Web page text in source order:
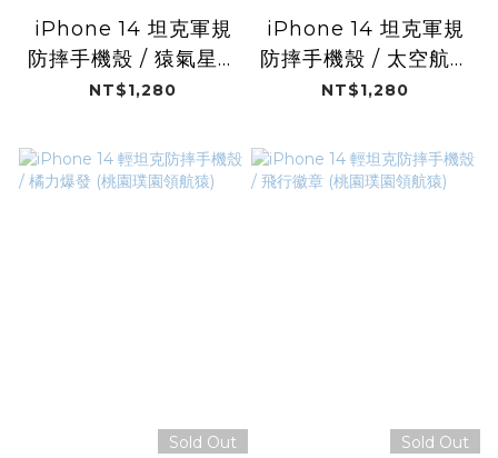
iPhone 14 坦克軍規
防摔手機殼 / 猿氣星空
(桃園璞園領航猿)
NT$1,280
iPhone 14 坦克軍規
防摔手機殼 / 太空航隊
(桃園璞園領航猿)
NT$1,280
Sold Out Sold Out